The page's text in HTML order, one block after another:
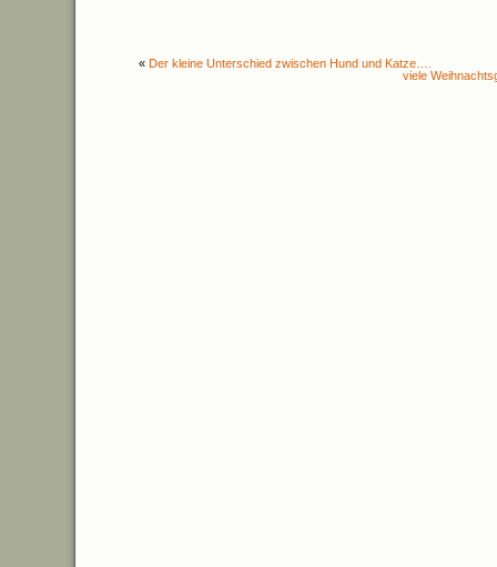
« Der kleine Unterschied zwischen Hund und Katze….
viele